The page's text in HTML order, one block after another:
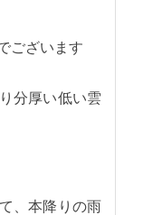
ございます
分厚い低い雲
、本降りの雨